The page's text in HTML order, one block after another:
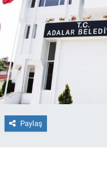
Paylaş
Künye
Son Dakika Haberleri
Haber Arşivi